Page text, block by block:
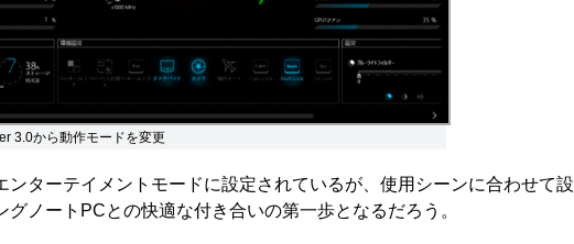
3.0から動作モードを変更
ターテイメントモードに設定されているが、使用シーンに合わせて設
ノートPCとの快適な付き合いの第一歩となるだろう。